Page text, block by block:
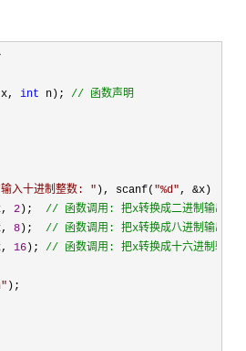
x, int n); // 函数声明
输入十进制整数: " ), scanf( "%d", &x) !=
2 ); // 函数调用: 把x转换成二进制输出
8 ); // 函数调用: 把x转换成八进制输出
16 ); // 函数调用: 把x转换成十六进制输出
"